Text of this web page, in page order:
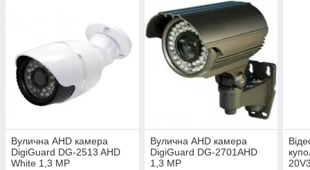
Вулична AHD камера
DigiGuard DG-2513 AHD
White 1,3 MP
Вулична AHD камера
DigiGuard DG-2701AHD
1,3 MP